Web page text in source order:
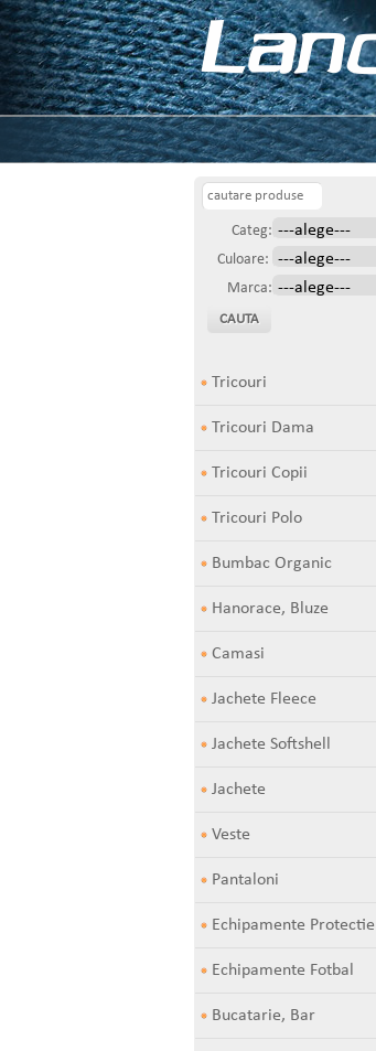
Categ:
Culoare:
Marca:
Tricouri
Tricouri Dama
Tricouri Copii
Tricouri Polo
Bumbac Organic
Hanorace, Bluze
Camasi
Jachete Fleece
Jachete Softshell
Jachete
Veste
Pantaloni
Echipamente Protectie
Echipamente Fotbal
Bucatarie, Bar